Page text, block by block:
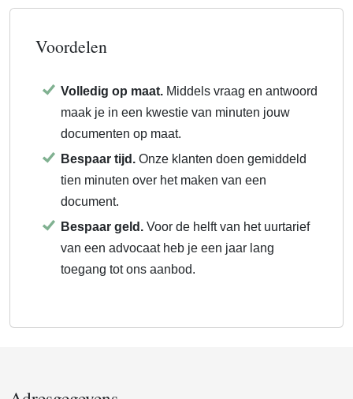
Voordelen
Volledig op maat. Middels vraag en antwoord
maak je in een kwestie van minuten jouw
documenten op maat.
Bespaar tijd. Onze klanten doen gemiddeld
tien minuten over het maken van een
document.
Bespaar geld. Voor de helft van het uurtarief
van een advocaat heb je een jaar lang
toegang tot ons aanbod.